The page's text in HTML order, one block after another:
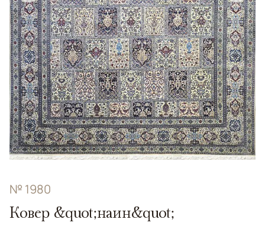
№ 1980
Ковер &quot;наин&quot;